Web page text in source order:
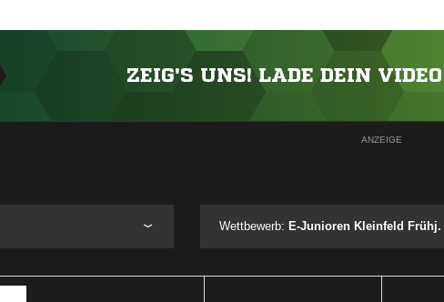
ZEIG'S UNS! LADE DEIN VIDEO
ANZEIGE
Wettbewerb: E-Junioren Kleinfeld Frühj.